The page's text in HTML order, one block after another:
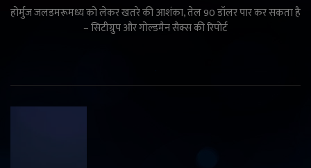
होर्मुज जलडमरूमध्य को लेकर खतरे की आशंका, तेल 90 डॉलर पार कर सकता है
– सिटीग्रुप और गोल्डमैन सैक्स की रिपोर्ट